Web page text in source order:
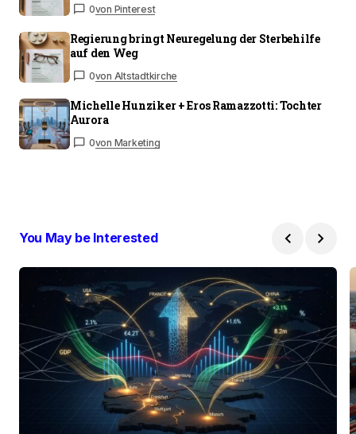
0von Pinterest
Regierung bringt Neuregelung der Sterbehilfe
auf den Weg
0von Altstadtkirche
Michelle Hunziker + Eros Ramazzotti: Tochter
Aurora
0von Marketing
You May be Interested